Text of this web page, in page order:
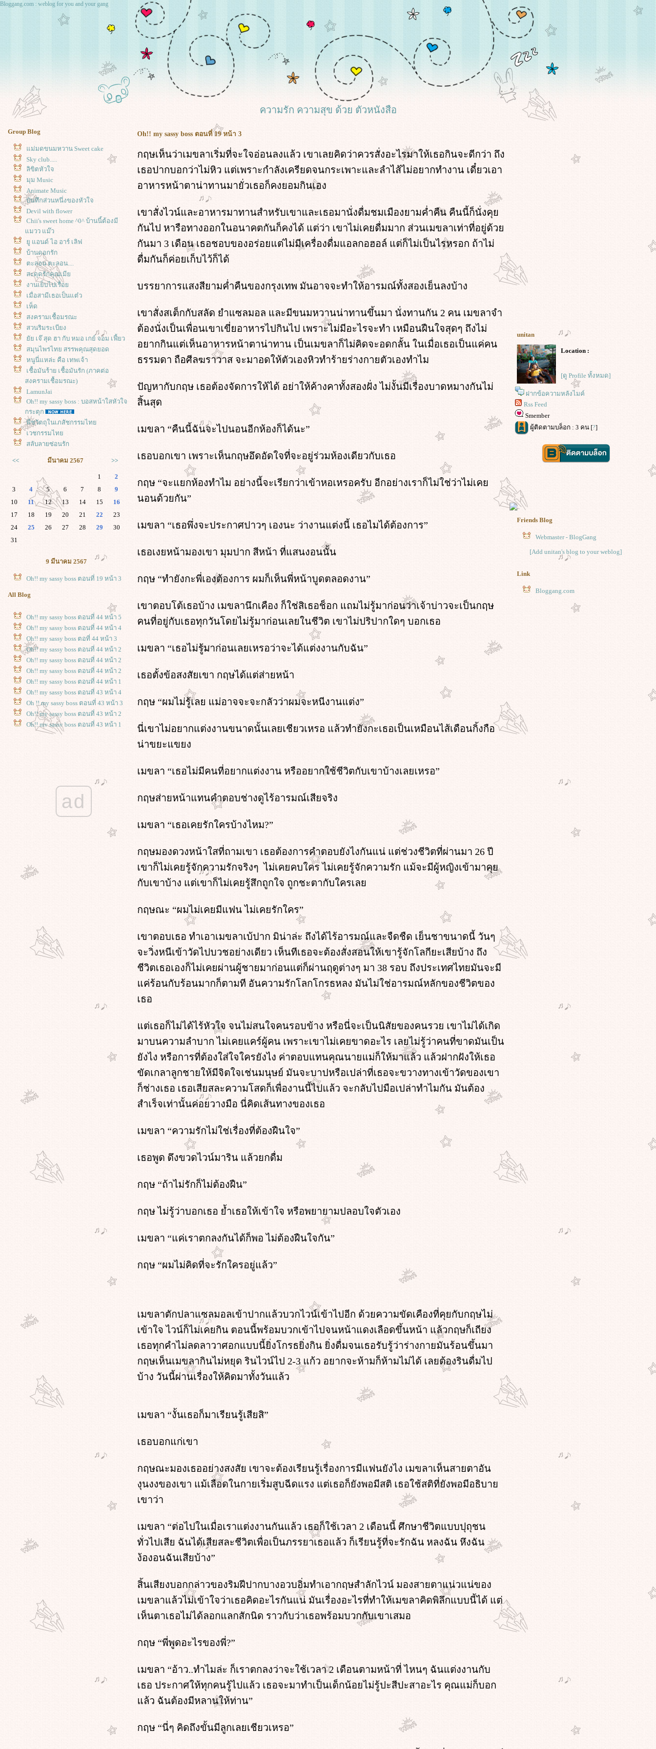
Bloggang.com : weblog for you and your gang
ความรัก ความสุข ด้วย ตัวหนังสือ
Group Blog
ม่มดขนมหวาน Sweet cake
Sky club.....
ลิขิตหัวใจ
มุม Music
Animate Music
บันทึกส่วนหนึ่งของหัวใจ
Devil with flower
Chii's sweet home ^0^ บ้านนี้ต้องมี
มวว แม๊ว
ู แอนด์ ไอ อาร์ เลิฟ
บ้านดอกรัก
ตะลอน ตะลอน....
สะดุดรักคุณเมี
งานเย็บไปเรื่อ
เมื่อสามีเธอเป็นแต๋ว
เห็ด
สงครามเชื้อมรณะ
สวนริมระเบียง
ัย เจ๊ สุด ฮา กับ หมอ เกย์ จอม เฟี้ยว
สมุนไพรไทย สรรพคุณสุดยอด
หนูนี่แหล่ะ คือ เทพเจ้า
เชื้อมันร้าย เชื้อมันรัก (ภาคต่อ
สงครามเชื้อมรณะ)
LamunJai
Oh!! my sassy boss : บอสหน้าใสหัวใจ
กระตุก
พืชวัตถุในเภสัชกรรมไท
เวชกรรมไท
สลับลายซ่อนรัก
<< มีนาคม 2567 >>
1
2
3
4 5 6 7 8
9
10
11 12 13 14 15
16
17
18 19 20 21 22
23
24
25 26 27 28 29
30
31
9 มีนาคม 2567
Oh!! my sassy boss ตอนที่ 19 หน้า 3
All Blog
Oh!! my sassy boss ตอนที่ 44 หน้า 5
Oh!! my sassy boss ตอนที่ 44 หน้า 4
Oh!! my sassy boss ตอที่ 44 หน้า 3
Oh!! my sassy boss ตอนที่ 44 หน้า 2
Oh!! my sassy boss ตอนที่ 44 หน้า 2
Oh!! my sassy boss ตอนที่ 44 หน้า 2
Oh!! my sassy boss ตอนที่ 44 หน้า 1
Oh!! my sassy boss ตอนที่ 43 หน้า 4
Oh !! my sassy boss ตอนที่ 43 หน้า 3
Oh!! my sassy boss ตอนที่ 43 หน้า 2
Oh!! my sassy boss ตอนที่ 43 หน้า 1
Oh!! my sassy boss ตอนที่ 42 หน้า 4
Oh!! my sassy boss : ตอนที่ 41 หน้า 4
Oh!! my sassy boss ตอนที่ 41 หน้า 3
Oh!! my sassy boss ตอนที่ 41 หน้า 2
Oh!! my sassy boss ตอนที่ 41 หน้า 1
Oh!! my sassy boss ตอนที่ 40 หน้า 3
Oh!! my sassy boss ตอนที่ 39 หน้า 4
Oh!! My sassy boss : ตอนที่ 39 หน้า 3
Oh!! my sassy boss ตอนที่ 38 หน้า 2
Oh!! my sassy boss ตอนที่ 38 หน้า 1
Oh!! my sassy boss ตอนที่ 37 หน้า 4
Oh!! my sassy boss ตอนที่ 37 หน้า 3
Oh!! my sassy boss ตอนที่ 36 หน้า 3
Oh!! my sassy boss ตอนที่ 35 หน้า 2
Oh!! my sassy boss ตอนที่ 34 หน้า 3
Oh!! my sassy boss ตอนที่ 34 หน้า 2
Oh!! my sassy boss ตอนที่ 32 หน้า 4
Oh!! my sassy boss ตอนที่ 32 หน้า 3
Oh!! my sassy boss : ตอนที่ 32 หน้า 2
Oh!! my sassy boss : ตอนที่ 32 หน้า 1
Oh!! my sassy boss : ตอนที่ 31 หน้า 1
Oh!! my sassy boss ตอนที่ 29 หน้า 4
Oh!! my sassy boss ตอนที่ 29 หน้า 1
Oh!! my sassy boss : บทที่ 28 หน้า 4
Oh!! my sassy boss ตอนที่ 27 หน้า 3
Oh!! my sassy boss : ตอนที่ 27 หน้า 2
Oh!! my sassy boss ตอนที่ 27 หน้า 1
Oh!! my sassy boss ตอนที่ 25 หน้า 3
Oh!! my sassy boss ตอนที่ 24 หน้า 2
Oh!! my sassy boss ตอนที่ 23 หน้า 3
Oh!! my sassy boss : ตอนที่ 23 หน้า 2
Oh!! my sassy boss ตอนที่ 22 หน้า 1
Oh!! my sassy boss ตอนที่ 21 หน้า 4
Oh!! my sassy boss ตอนที่ 21 หน้า 3
Oh!! my sassy boss ตอนที่ 20 หน้า 2
Oh!! my sassy boss ตอนที่ 19 หน้า 1
ad
Oh!! my sassy boss ตอนที่ 19 หน้า 3
กฤษเห็นว่าเมขลาเริ่มที่จะใจอ่อนลงแล้ว เขาเลยคิดว่าควรสั่งอะไรมาให้เธอกินจะดีกว่า ถึง
เธอปากบอกว่าไม่หิว แต่เพราะกำลังเครียดจนกระเพาะและลำไส้ไม่อยากทำงาน เดี๋ยวเอา
อาหารหน้าตาน่าทานมายั่วเธอก็คงยอมกินเอง
เขาสั่งไวน์และอาหารมาทานสำหรับเขาและเธอมานั่งดื่มชมเมืองยามค่ำคืน คืนนี้ก็นั่งคุ
กันไป หารือทางออกในอนาคตกันก็คงได้ แต่ว่า เขาไม่เคยดื่มมาก ส่วนเมขลาเท่าที่อยู่ด้ว
กันมา 3 เดือน เธอชอบของอร่อยแต่ไม่มีเครื่องดื่มแอลกอฮอล์ แต่ก็ไม่เป็นไรหรอก ถ้าไม่
ดื่มกันก็ค่อยเก็บไว้ก็ได้
บรรยาการแสงสียามค่ำคืนของกรุงเทพ มันอาจจะทำให้อารมณ์ทั้งสองเย็นลงบ้าง
เขาสั่งสเต็กกับสลัด ยำแซลมอล และมีขนมหวานน่าทานขึ้นมา นั่งทานกัน 2 คน เมขลาจำ
ต้องนั่งเป็นเพื่อนเขาเขี่ยอาหารไปกินไป เพราะไม่มีอะไรจะทำ เหมือนฝืนใจสุดๆ ถึงไม่
อยากกินแต่เห็นอาหารหน้าตาน่าทาน เป็นเมขลาก็ไม่คิดจะอดกลั้น ในเมื่อเธอเป็นแค่คน
ธรรมดา ถือศีลฆราวาส จะมาอดให้ตัวเองหิวทำร้ายร่างกายตัวเองทำไม
ปัญหากับกฤษ เธอต้องจัดการให้ได้ อย่าให้ค้างคาทั้งสองฝั่ง ไม่งั้นมีเรื่องบาดหมางกันไม่
สิ้นสุด
เมขลา “คืนนี้ฉันจะไปนอนอีกห้องก็ได้นะ”
เธอบอกเขา เพราะเห็นกฤษอึดอัดใจที่จะอยู่ร่วมห้องเดียวกับเธอ
กฤษ “จะแยกห้องทำไม อย่างนี้จะเรียกว่าเข้าหอเหรอครับ อีกอย่างเราก็ไม่ใช่ว่าไม่เค
นอนด้วยกัน”
เมขลา “เธอพึ่งจะประกาศปาวๆ เองนะ ว่างานแต่งนี้ เธอไมได้ต้องการ”
เธอเงยหน้ามองเขา มุมปาก สีหน้า ที่แสนงอนนั้น
กฤษ “ทำยังกะพี่เองต้องการ ผมก็เห็นพี่หน้าบูดตลอดงาน”
เขาตอบโต้เธอบ้าง เมขลานึกเคือง ก็ใช่สิเธอช็อก แถมไม่รู้มาก่อนว่าเจ้าบ่าวจะเป็นกฤษ
คนที่อยู่กับเธอทุกวันโดยไม่รู้มาก่อนเลยในชีวิต เขาไม่ปริปากใดๆ บอกเธอ
เมขลา “เธอไม่รู้มาก่อนเลยเหรอว่าจะได้แต่งงานกับฉัน”
เธอตั้งข้อสงสัยเขา กฤษได้แต่ส่ายหน้า
กฤษ “ผมไม่รู้เลย แม่อาจจะจะกลัวว่าผมจะหนีงานแต่ง”
นี่เขาไม่อยากแต่งงานขนาดนั้นเลยเชียวเหรอ แล้วทำยังกะเธอเป็นเหมือนไส้เดือนกิ้งกือ
น่าขยะแขยง
เมขลา “เธอไม่มีคนที่อยากแต่งงาน หรืออยากใช้ชีวิตกับเขาบ้างเลยเหรอ”
กฤษส่ายหน้าแทนคำตอบช่างดูไร้อารมณ์เสียจริง
เมขลา “เธอเคยรักใครบ้างไหม?”
กฤษมองดวงหน้าใสที่ถามเขา เธอต้องการคำตอบยังไงกันแน่ แต่ช่วงชีวิตที่ผ่านมา 26 ปี
เขาก็ไม่เคยรู้จักความรักจริงๆ ไม่เคยคบใคร ไม่เคยรู้จักความรัก แม้จะมีผู้หญิงเข้ามาคุ
กับเขาบ้าง แต่เขาก็ไม่เคยรู้สึกถูกใจ ถูกชะตากับใครเล
กฤษณะ “ผมไม่เคยมีแฟน ไม่เคยรักใคร”
เขาตอบเธอ ทำเอาเมขลาเบ้ปาก มิน่าล่ะ ถึงได้ไร้อารมณ์และจืดชืด เย็นชาขนาดนี้ วันๆ
จะวิ่งหนีเข้าวัดไปบวชอย่างเดียว เห็นทีเธอจะต้องสั่งสอนให้เขารู้จักโลกียะเสียบ้าง ถึง
ชีวิตเธอเองก็ไม่เคยผ่านผู้ชายมาก่อนแต่ก็ผ่านฤดูต่างๆ มา 38 รอบ ถึงประเทศไทยมันจะมี
ค่ร้อนกับร้อนมากก็ตามที อันความรักโลกโกรธหลง มันไม่ใช่อารมณ์หลักของชีวิตของ
เธอ
ต่เธอก็ไม่ได้ไร้หัวใจ จนไม่สนใจคนรอบข้าง หรือนี่จะเป็นนิสัยของคนรวย เขาไม่ได้เกิด
มาบนความลำบาก ไม่เคยแคร์ผู้คน เพราะเขาไม่เคยขาดอะไร เลยไม่รู้ว่าคนที่ขาดมันเป็น
ังไง หรือการที่ต้องใส่ใจใครยังไง ค่าตอบแทนคุณนายแม่ก็ให้มาแล้ว แล้วฝากฝังให้เธอ
ขัดเกลาลูกชายให้มีจิตใจเช่นมนุษย์ มันจะบาปหรือเปล่าที่เธอจะขวางทางเข้าวัดของเขา
ก็ช่างเธอ เธอเสียสละความโสดก็เพื่องานนี้ไปแล้ว จะกลับไปมือเปล่าทำไมกัน มันต้อง
สำเร็จเท่านั้นค่อยวางมือ นี่คิดเส้นทางของเธอ
เมขลา “ความรักไม่ใช่เรื่องที่ต้องฝืนใจ”
เธอพูด ดึงขวดไวน์มาริน แล้วยกดื่ม
กฤษ “ถ้าไม่รักก็ไม่ต้องฝืน”
กฤษ ไม่รู้ว่าบอกเธอ ย้ำเธอให้เข้าใจ หรือพยายามปลอบใจตัวเอง
เมขลา “แค่เราตกลงกันได้ก็พอ ไม่ต้องฝืนใจกัน”
กฤษ “ผมไม่คิดที่จะรักใครอยู่แล้ว”
เมขลาตักปลาแซลมอลเข้าปากแล้วบวกไวน์เข้าไปอีก ด้วยความขัดเคืองที่คุยกับกฤษไม่
เข้าใจ ไวน์ก็ไม่เคยกิน ตอนนี้พร้อมบวกเข้าไปจนหน้าแดงเลือดขึ้นหน้า แล้วกฤษก็เถียง
เธอทุกคำไม่ลดลาวาศอกแบบนี้ยิ่งโกรธยิ่งกิน ยิ่งดื่มจนเธอรับรู้ว่าร่างกายมันร้อนขึ้นมา
กฤษเห็นเมขลากินไม่หยุด รินไวน์ไป 2-3 แก้ว อยากจะห้ามก็ห้ามไม่ได้ เลยต้องรินดื่มไป
บ้าง วันนี้ผ่านเรื่องให้คิดมาทั้งวันแล้ว
เมขลา “งั้นเธอก็มาเรียนรู้เสียสิ”
เธอบอกแก่เขา
กฤษณะมองเธออย่างสงสัย เขาจะต้องเรียนรู้เรื่องการมีแฟนยังไง เมขลาเห็นสายตาอัน
งุนงงของเขา แม้เลือดในกายเริ่มสูบฉีดแรง แต่เธอก็ยังพอมีสติ เธอใช้สติที่ยังพอมีอธิบา
เขาว่า
เมขลา “ต่อไปในเมื่อเราแต่งงานกันแล้ว เธอก็ใช้เวลา 2 เดือนนี้ ศึกษาชีวิตแบบปุถุชน
ทั่วไปเสีย ฉันได้เสียสละชีวิตเพื่อเป็นภรรยาเธอแล้ว ก็เรียนรู้ที่จะรักฉัน หลงฉัน หึงฉัน
ง้องอนฉันเสียบ้าง”
สิ้นเสียงบอกกล่าวของริมฝีปากบางอวบอิ่มทำเอากฤษสำลักไวน์ มองสายตาแน่วแน่ของ
เมขลาแล้วไม่เข้าใจว่าเธอคิดอะไรกันแน่ มันเรื่องอะไรที่ทำให้เมขลาคิดพิลึกแบบนี้ได้ แต่
เห็นตาเธอไม่ได้ลอกแลกสักนิด ราวกับว่าเธอพร้อมบวกกับเขาเสมอ
กฤษ “พี่พูดอะไรของพี่?”
เมขลา “อ้าว..ทำไมล่ะ ก็เราตกลงว่าจะใช้เวลา 2 เดือนตามหน้าที่ ไหนๆ ฉันแต่งงานกับ
เธอ ประกาศให้ทุกคนรู้ไปแล้ว เธอจะมาทำเป็นเด็กน้อยไม่รู้ปะสีปะสาอะไร คุณแม่ก็บอก
ล้ว ฉันต้องมีหลานให้ท่าน”
กฤษ “นี่ๆ คิดถึงขั้นมีลูกเลยเชียวเหรอ”
unitan
Location :
[ดู Profile ทั้งหมด]
ฝากข้อความหลังไมค์
Rss Feed
Smember
ผู้ติดตามบล็อก : 3 คน [?]
Friends Blog
Webmaster - BlogGang
[Add unitan's blog to your weblog]
Link
Bloggang.com